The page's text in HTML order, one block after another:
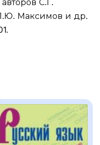
С.Г.
Максимов и др.